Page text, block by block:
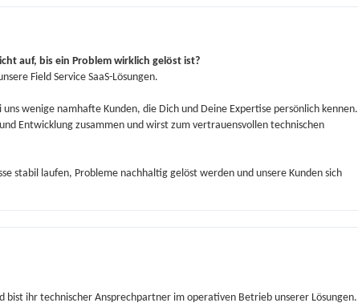
auf, bis ein Problem wirklich gelöst ist?
Field Service SaaS-Lösungen.
wenige namhafte Kunden, die Dich und Deine Expertise persönlich kennen.
Entwicklung zusammen und wirst zum vertrauensvollen technischen
stabil laufen, Probleme nachhaltig gelöst werden und unsere Kunden sich
bist ihr technischer Ansprechpartner im operativen Betrieb unserer Lösungen.